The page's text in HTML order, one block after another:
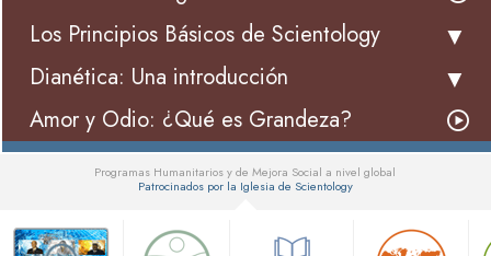
Los Principios Básicos de Scientology
Dianética: Una introducción
Amor y Odio: ¿Qué es Grandeza?
Programas Humanitarios y de Mejora Social a nivel global
Patrocinados por la Iglesia de Scientology